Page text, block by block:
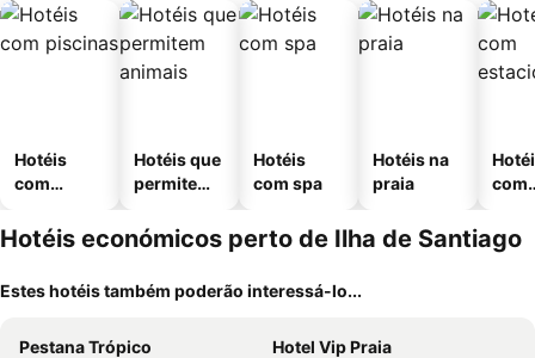
Hotéis
com
Hotéis que
permitem
Hotéis
com spa
Hotéis na
praia
com
Hotéis económicos perto de Ilha de Santiago
Estes hotéis também poderão interessá-lo...
Pestana Trópico
Hotel Vip Praia